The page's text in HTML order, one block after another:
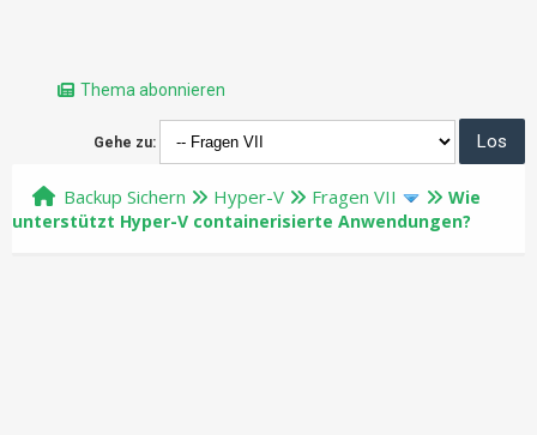
Thema abonnieren
Gehe zu:
Backup Sichern Hyper-V Fragen VII
Wie
unterstützt Hyper-V containerisierte Anwendungen?